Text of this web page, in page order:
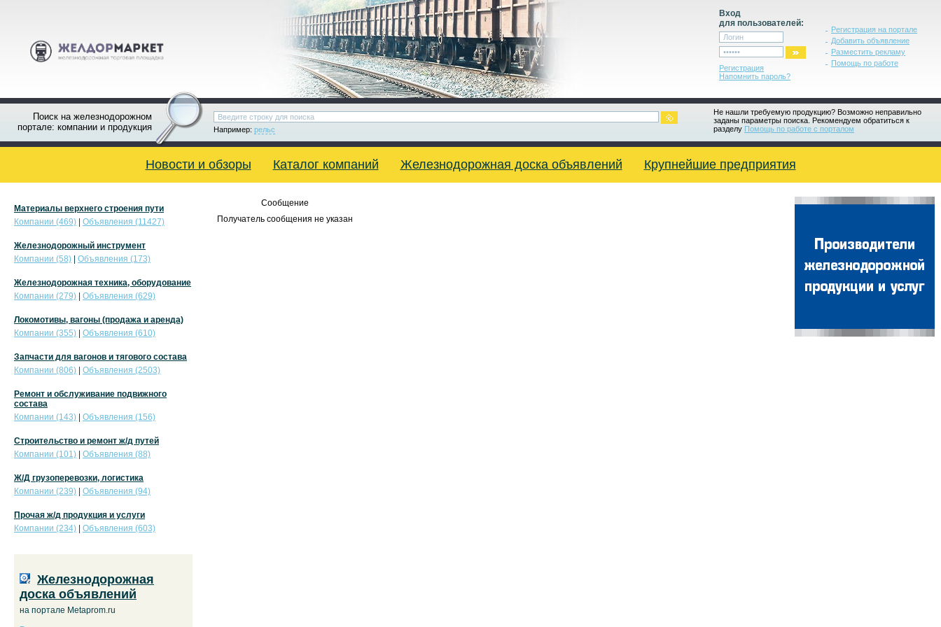
Вход
для пользователей:
Регистрация
Напомнить пароль?
Регистрация на портале
Добавить объявление
Разместить рекламу
Помощь по работе
Поиск на железнодорожном
портале: компании и продукция
Не нашли требуемую продукцию? Возможно неправильно
заданы параметры поиска. Рекомендуем обратиться к
разделу Помощь по работе с порталом
Например: рельс
Новости и обзоры Каталог компаний Железнодорожная доска объявлений Крупнейшие предприятия
Сообщение
Получатель сообщения не указан
Материалы верхнего строения пути
Компании (469)
Объявления (11427)
Железнодорожный инструмент
Компании (58)
Объявления (173)
Железнодорожная техника, оборудование
Компании (279)
Объявления (629)
Локомотивы, вагоны (продажа и аренда)
Компании (355)
Объявления (610)
Запчасти для вагонов и тягового состава
Компании (806)
Объявления (2503)
Ремонт и обслуживание подвижного
состава
Компании (143)
Объявления (156)
Строительство и ремонт ж/д путей
Компании (101)
Объявления (88)
Ж/Д грузоперевозки, логистика
Компании (239)
Объявления (94)
Прочая ж/д продукция и услуги
Компании (234)
Объявления (603)
Железнодорожная
доска объявлений
на портале Metaprom.ru